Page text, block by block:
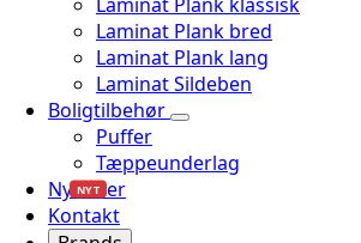
Laminat Plank bred
Laminat Plank lang
Laminat Sildeben
Boligtilbehør
Puffer
Tæppeunderlag
Nyheder
NYT
Kontakt